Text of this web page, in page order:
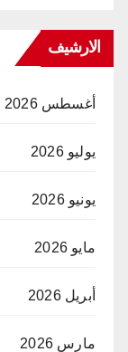
الارشيف
أغسطس 2026
يوليو 2026
يونيو 2026
مايو 2026
أبريل 2026
مارس 2026